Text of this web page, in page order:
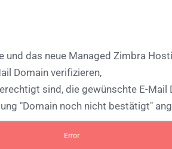
das neue Managed Zimbra
Domain verifizieren,
sind, die gewünschte E-Mail
"Domain noch nicht bestätigt"